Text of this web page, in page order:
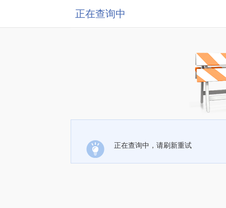
正在查询中
正在查询中，请刷新重试